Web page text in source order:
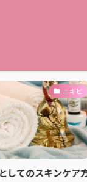
ニキビ
してのスキンケア